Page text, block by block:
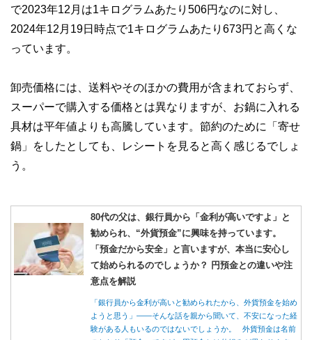
で2023年12月は1キログラムあたり506円なのに対し、
2024年12月19日時点で1キログラムあたり673円と高くな
っています。
卸売価格には、送料やそのほかの費用が含まれておらず、
スーパーで購入する価格とは異なりますが、お鍋に入れる
具材は平年値よりも高騰しています。節約のために「寄せ
鍋」をしたとしても、レシートを見ると高く感じるでしょ
う。
80代の父は、銀行員から「金利が高いですよ」と
勧められ、“外貨預金”に興味を持っています。
「預金だから安全」と言いますが、本当に安心し
て始められるのでしょうか？ 円預金との違いや注
意点を解説
「銀行員から金利が高いと勧められたから、外貨預金を始め
ようと思う」――そんな話を親から聞いて、不安になった経
験がある人もいるのではないでしょうか。 外貨預金は名前